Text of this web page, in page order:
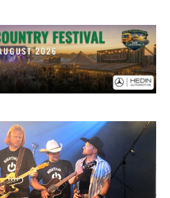
mit „I Don’t Care“
Schatz aus dem Archiv
Vertrauen: Country.de erreicht
Leser
Honey“
den ständigen